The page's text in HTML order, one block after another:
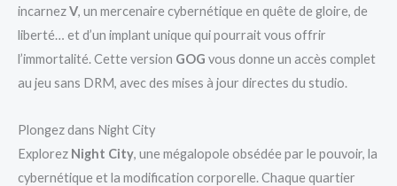
incarnezV, un mercenaire cybernétique en quête de gloire, de
liberté… et d’un implant unique qui pourrait vous offrir
l’immortalité. Cette version GOG vous donne un accès complet
au jeu sans DRM, avec des mises à jour directes du studio.
Plongez dans Night City
Explorez Night City, une mégalopole obsédée par le pouvoir, la
cybernétique et la modification corporelle. Chaque quartier